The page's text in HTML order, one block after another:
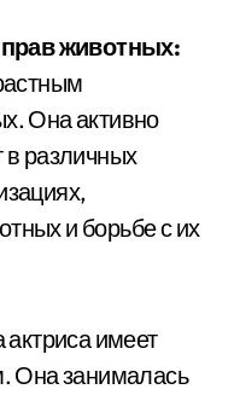
прав животных:
Она активно
в различных
и борьбе с их
актриса имеет
Она занималась